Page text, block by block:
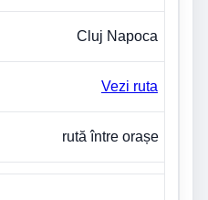
Cluj Napoca
Vezi ruta
rută între orașe